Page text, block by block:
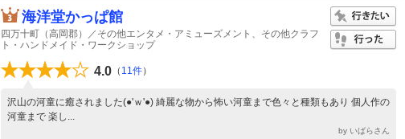
海洋堂かっぱ館
四万十町（高岡郡）／その他エンタメ・アミューズメント、その他クラフ
ト・ハンドメイド・ワークショップ
4.0 （ 11件）
沢山の河童に癒されました(●'ｗ'●) 綺麗な物から怖い河童まで色々と種類もあり 個人作の
河童まで 楽し...
by いばらさん